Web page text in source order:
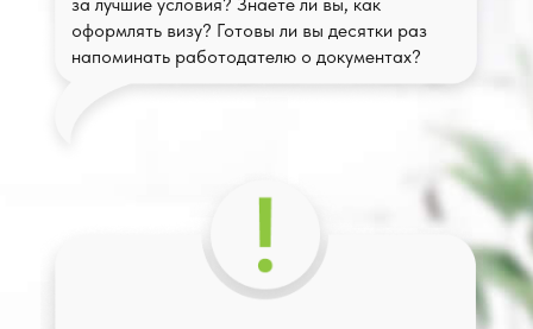
оформлять визу? Готовы ли вы десятки раз
напоминать работодателю о документах?